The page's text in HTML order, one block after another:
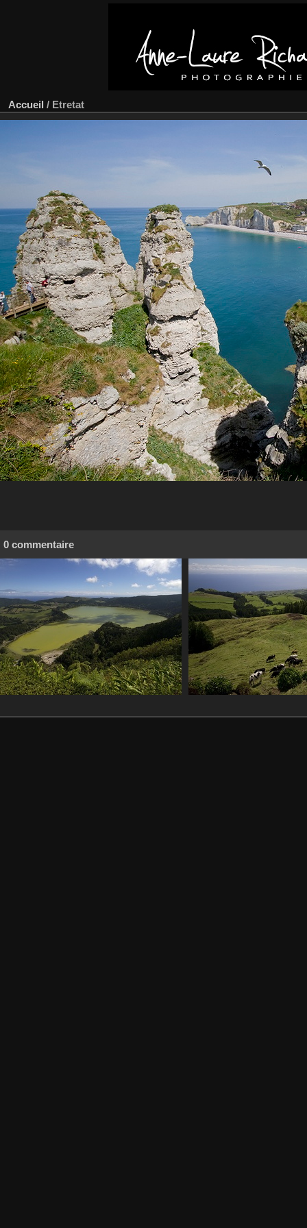
Accueil / Etretat
0 commentaire